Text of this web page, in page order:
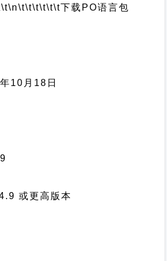
\n\t\t\t\t\t\t下载PO语言包
10月18日
或更高版本